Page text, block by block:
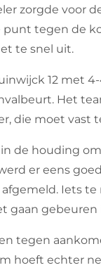
zorgde voor
tegen de
te snel uit.
12 met
Het
die moet vast
de houding
er eens
Iets
gaan gebeuren
tegen
hoeft echter